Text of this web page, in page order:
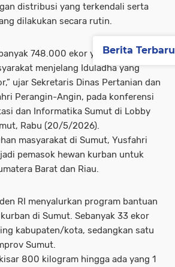
distribusi yang terkendali serta
dilakukan secara rutin.
748.000 ekor yang sangat cukup
menjelang Iduladha yang
ujar Sekretaris Dinas Pertanian dan
Perangin-Angin, pada konferensi
dan Informatika Sumut di Lobby
Rabu (20/5/2026).
masyarakat di Sumut, Yusfahri
pemasok hewan kurban untuk
Barat dan Riau.
RI menyalurkan program bantuan
di Sumut. Sebanyak 33 ekor
kabupaten/kota, sedangkan satu
Sumut.
800 kilogram hingga ada yang 1
Berita Terbaru